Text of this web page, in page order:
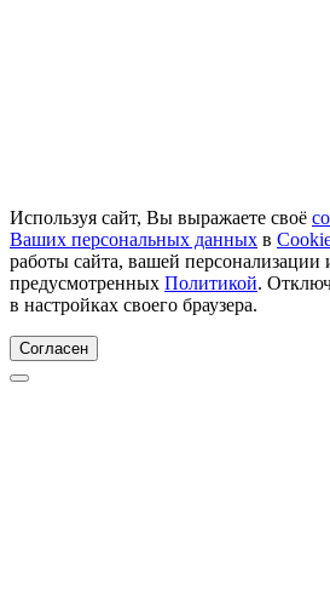
Используя сайт, Вы выражаете своё
Ваших персональных данных в
работы сайта, вашей персонализации
предусмотренных Политикой.
в настройках своего браузера.
Согласен